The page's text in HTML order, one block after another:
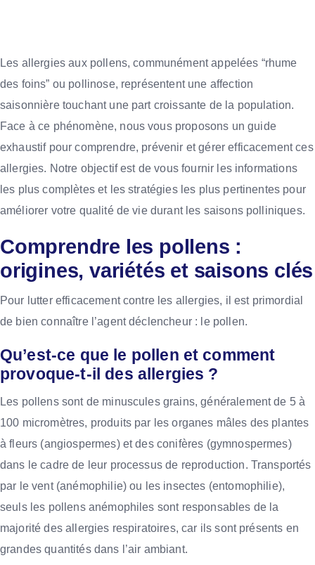
Les allergies aux pollens, communément appelées “rhume
des foins” ou pollinose, représentent une affection
saisonnière touchant une part croissante de la population.
Face à ce phénomène, nous vous proposons un guide
exhaustif pour comprendre, prévenir et gérer efficacement ces
allergies. Notre objectif est de vous fournir les informations
les plus complètes et les stratégies les plus pertinentes pour
améliorer votre qualité de vie durant les saisons polliniques.
Comprendre les pollens :
origines, variétés et saisons clés
Pour lutter efficacement contre les allergies, il est primordial
de bien connaître l’agent déclencheur : le pollen.
Qu’est-ce que le pollen et comment
provoque-t-il des allergies ?
Les pollens sont de minuscules grains, généralement de 5 à
100 micromètres, produits par les organes mâles des plantes
à fleurs (angiospermes) et des conifères (gymnospermes)
dans le cadre de leur processus de reproduction. Transportés
par le vent (anémophilie) ou les insectes (entomophilie),
seuls les pollens anémophiles sont responsables de la
majorité des allergies respiratoires, car ils sont présents en
grandes quantités dans l’air ambiant.